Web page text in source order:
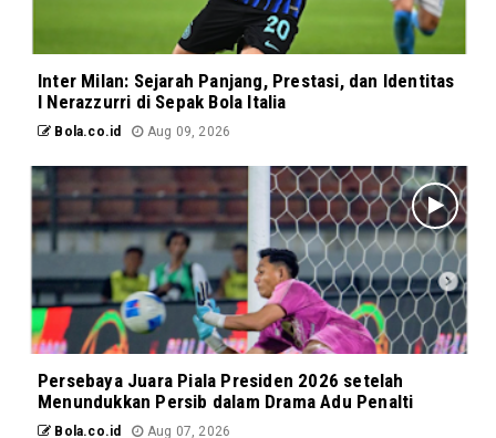
Inter Milan: Sejarah Panjang, Prestasi, dan Identitas
I Nerazzurri di Sepak Bola Italia
Bola.co.id Aug 09, 2026
Persebaya Juara Piala Presiden 2026 setelah
Menundukkan Persib dalam Drama Adu Penalti
Bola.co.id Aug 07, 2026